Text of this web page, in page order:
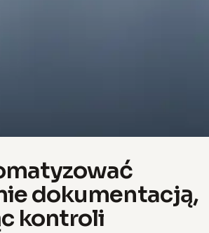
dokumentacją,
kontroli